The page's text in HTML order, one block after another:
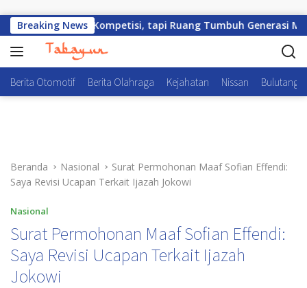
Breaking News
Sekadar Kompetisi, tapi Ruang Tumbuh Generasi Muda
Berita Otomotif Berita Olahraga Kejahatan Nissan
Beranda Nasional
Surat Permohonan Maaf Sofian Effendi:
Saya Revisi Ucapan Terkait Ijazah Jokowi
Nasional
Surat Permohonan Maaf Sofian Effendi:
Saya Revisi Ucapan Terkait Ijazah
Jokowi